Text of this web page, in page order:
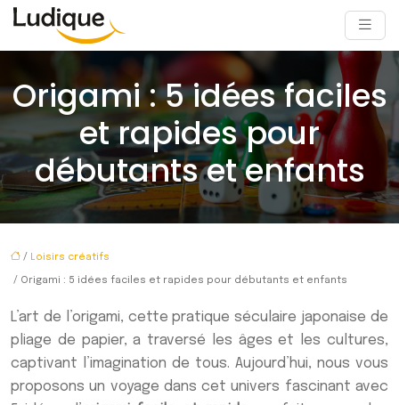
Origami : 5 idées faciles
et rapides pour
débutants et enfants
/ Loisirs créatifs
/ Origami : 5 idées faciles et rapides pour débutants et enfants
L’art de l’origami, cette pratique séculaire japonaise de
pliage de papier, a traversé les âges et les cultures,
captivant l’imagination de tous. Aujourd’hui, nous vous
proposons un voyage dans cet univers fascinant avec